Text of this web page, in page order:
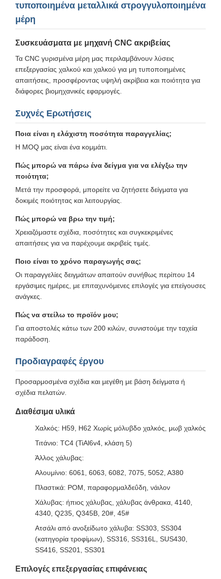
τυποποιημένα μεταλλικά στρογγυλοποιημένα
μέρη
Συσκευάσματα με μηχανή CNC ακριβείας
Τα CNC γυρισμένα μέρη μας περιλαμβάνουν λύσεις
επεξεργασίας χαλκού και χαλκού για μη τυποποιημένες
απαιτήσεις, προσφέροντας υψηλή ακρίβεια και ποιότητα για
διάφορες βιομηχανικές εφαρμογές.
Συχνές Ερωτήσεις
Ποια είναι η ελάχιστη ποσότητα παραγγελίας;
Η MOQ μας είναι ένα κομμάτι.
Πώς μπορώ να πάρω ένα δείγμα για να ελέγξω την
ποιότητα;
Μετά την προσφορά, μπορείτε να ζητήσετε δείγματα για
δοκιμές ποιότητας και λειτουργίας.
Πώς μπορώ να βρω την τιμή;
Χρειαζόμαστε σχέδια, ποσότητες και συγκεκριμένες
απαιτήσεις για να παρέχουμε ακριβείς τιμές.
Ποιο είναι το χρόνο παραγωγής σας;
Οι παραγγελίες δειγμάτων απαιτούν συνήθως περίπου 14
εργάσιμες ημέρες, με επιταχυνόμενες επιλογές για επείγουσες
ανάγκες.
Πώς να στείλω το προϊόν μου;
Για αποστολές κάτω των 200 κιλών, συνιστούμε την ταχεία
παράδοση.
Προδιαγραφές έργου
Προσαρμοσμένα σχέδια και μεγέθη με βάση δείγματα ή
σχέδια πελατών.
Διαθέσιμα υλικά
Χαλκός: H59, H62 Χωρίς μόλυβδο χαλκός, μωβ χαλκός
Τιτάνιο: TC4 (TiAl6v4, κλάση 5)
Άλλος χάλυβας:
Αλουμίνιο: 6061, 6063, 6082, 7075, 5052, Α380
Πλαστικά: POM, παραφορμαλδεΰδη, νάιλον
Χάλυβας: ήπιος χάλυβας, χάλυβας άνθρακα, 4140,
4340, Q235, Q345B, 20#, 45#
Ατσάλι από ανοξείδωτο χάλυβα: SS303, SS304
(κατηγορία τροφίμων), SS316, SS316L, SUS430,
SS416, SS201, SS301
Επιλογές επεξεργασίας επιφάνειας